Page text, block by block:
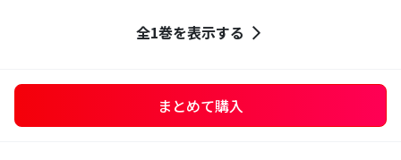
全1巻を表示する
まとめて購入